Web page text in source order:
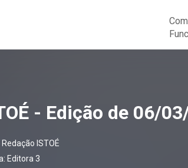
- Edição de 06/
Redação ISTOÉ
Editora 3